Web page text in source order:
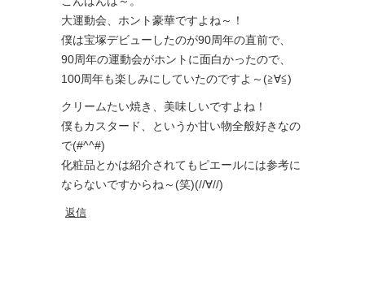
大運動会、ホント豪華ですよね～！
僕は宝塚デビューしたのが90周年の直前で、
90周年の運動会がホントに面白かったので、
100周年も楽しみにしていたのですよ～(≧∀≦)
クリームたい焼き、美味しいですよね！
僕もカスタード、というか甘い物全般好きなの
で(#^^#)
化粧品とかは紹介されてもピエールには参考に
ならないですからね～(笑)(//∀//)
返信